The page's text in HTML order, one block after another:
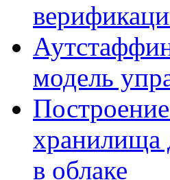
модель
хранилища
в облаке